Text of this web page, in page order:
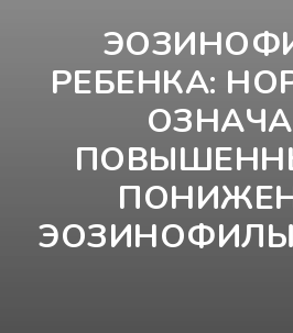
РЕБЕНКА: